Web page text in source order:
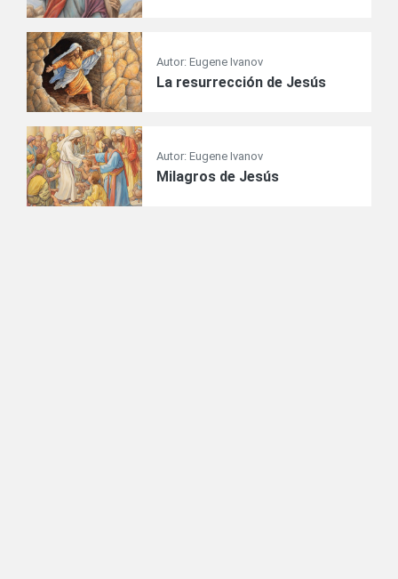
Autor: Eugene Ivanov
La resurrección de Jesús
Autor: Eugene Ivanov
Milagros de Jesús